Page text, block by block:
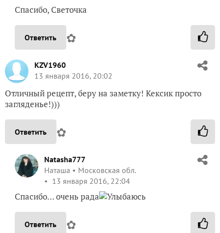
Спасибо, Светочка
Ответить ✿
KZV1960
13 января 2016, 20:02
Отличный рецепт, беру на заметку! Кексик просто
загляденье!)))
Ответить ✿
Natasha777
Наташа
Московская обл.
13 января 2016, 22:04
Спасибо… очень рада
Ответить ✿